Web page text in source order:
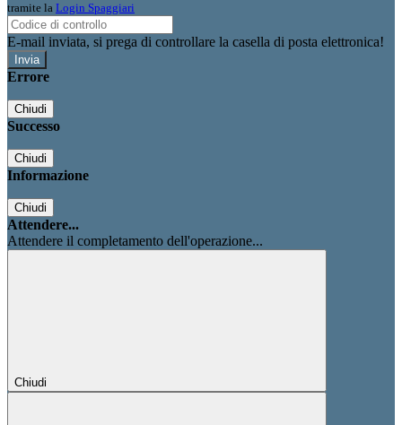
tramite la Login Spaggiari
E-mail inviata, si prega di controllare la casella di posta elettronica!
Errore
Chiudi
Successo
Chiudi
Informazione
Chiudi
Attendere...
Attendere il completamento dell'operazione...
Chiudi